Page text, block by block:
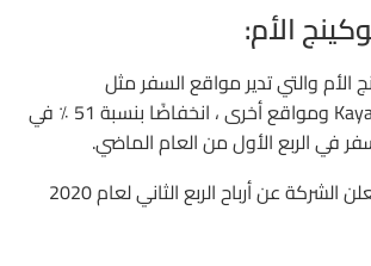
الأم:
والتي تدير مواقع السفر مثل
Priceline.com و Kayak ومواقع أخرى ، انخفاضًا بنسبة 51 ٪ في
في الربع الأول من العام الماضي.
ومن المتوقع ان تعلن الشركة عن أرباح الربع الثاني لعام 2020